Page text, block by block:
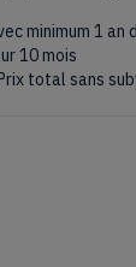
minimum 1 an
10 mois
total sans